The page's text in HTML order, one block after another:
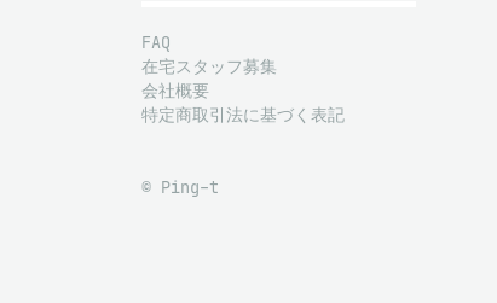
FAQ
在宅スタッフ募集
会社概要
特定商取引法に基づく表記
© Ping-t